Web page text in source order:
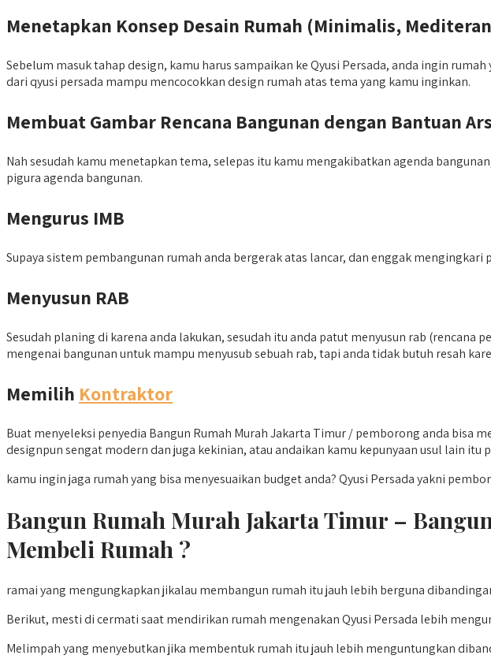
Menetapkan Konsep Desain Rumah (Minimalis,
Sebelum masuk tahap design, kamu harus sampaikan ke Qyusi Persada, anda ingin
dari qyusi persada mampu mencocokkan design rumah atas tema yang kamu inginkan.
Membuat Gambar Rencana Bangunan dengan Bantuan
Nah sesudah kamu menetapkan tema, selepas itu kamu mengakibatkan agenda
pigura agenda bangunan.
Mengurus IMB
Supaya sistem pembangunan rumah anda bergerak atas lancar, dan enggak
Menyusun RAB
Sesudah planing di karena anda lakukan, sesudah itu anda patut menyusun rab
mengenai bangunan untuk mampu menyusub sebuah rab, tapi anda tidak butuh resah
Memilih Kontraktor
Buat menyeleksi penyedia Bangun Rumah Murah Jakarta Timur / pemborong anda bisa
designpun sengat modern dan juga kekinian, atau andaikan kamu kepunyaan usul lain itu
kamu ingin jaga rumah yang bisa menyesuaikan budget anda? Qyusi Persada yakni
Bangun Rumah Murah Jakarta Timur –
Membeli Rumah ?
ramai yang mengungkapkan jikalau membangun rumah itu jauh lebih berguna
Berikut, mesti di cermati saat mendirikan rumah mengenakan Qyusi Persada lebih
Melimpah yang menyebutkan jika membentuk rumah itu jauh lebih menguntungkan